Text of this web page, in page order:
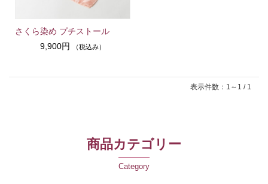
さくら染め プチストール
9,900円
（税込み）
表示件数：1～1 / 1
商品カテゴリー
Category